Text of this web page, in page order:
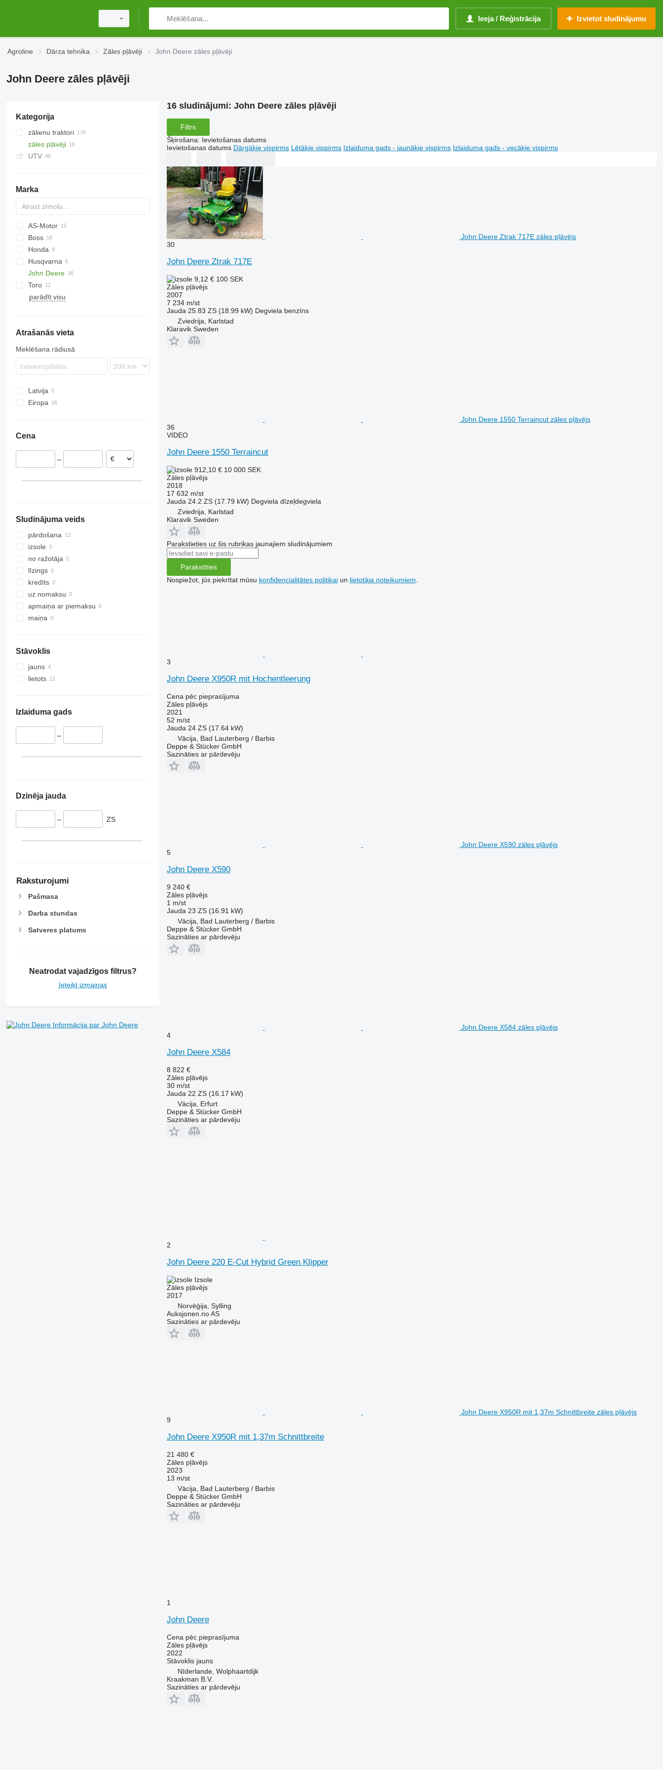
Ieeja / Reģistrācija Izvietot sludinājumu
Agroline Dārza tehnika Zāles pļāvēji John Deere zāles pļāvēji
John Deere zāles pļāvēji
Kategorija
zālienu traktori
zāles pļāvēji
UTV
Marka
AS-Motor
AS
Boss
Disco
RZT
XT2
E
HYDRO
SM
Honda
HRD
HRH
HRM
HRX
Husqvarna
P-series
R-series
SXG
John Deere
220 E-Cut
580
H-series
X-series
X950
Comet
F-series
Park
RMA
Toro
parādīt visu
Atrašanās vieta
Meklēšana rādiusā
Latvija
Eiropa
Norvēģija
Cena
–
Sludinājuma veids
pārdošana
izsole
no ražotāja
līzings
kredīts
uz nomaksu
apmaiņa ar piemaksu
maiņa
Stāvoklis
jauns
lietots
Izlaiduma gads
–
Dzinēja jauda
– ZS
Raksturojumi
Pašmasa
Darba stundas
Satveres platums
Neatrodat vajadzīgos filtrus?
Ieteikt izmaiņas
Informācija par John Deere
16 sludinājumi: John Deere zāles pļāvēji
Filtrs
Šķirošana: Ievietošanas datums
Ievietošanas datums Dārgākie vispirms Lētākie vispirms Izlaiduma gads - jaunākie vispirms Izlaiduma gads - vecākie vispirms
John Deere Ztrak 717E zāles pļāvējs
30
John Deere Ztrak 717E
9,12 € 100 SEK
Zāles pļāvējs
2007
7 234 m/st
Jauda 25.83 ZS (18.99 kW) Degviela benzīns
Zviedrija, Karlstad
Klaravik Sweden
John Deere 1550 Terraincut zāles pļāvējs
36
VIDEO
John Deere 1550 Terraincut
912,10 € 10 000 SEK
Zāles pļāvējs
2018
17 632 m/st
Jauda 24.2 ZS (17.79 kW) Degviela dīzeļdegviela
Zviedrija, Karlstad
Klaravik Sweden
Parakstieties uz šis rubrikas jaunajiem sludinājumiem
Parakstīties
Nospiežot, jūs piekrītat mūsu konfidencialitātes politikaiun lietotāja noteikumiem
3
John Deere X950R mit Hochentleerung
Cena pēc pieprasījuma
Zāles pļāvējs
2021
52 m/st
Jauda 24 ZS (17.64 kW)
Vācija, Bad Lauterberg / Barbis
Deppe & Stücker GmbH
Sazināties ar pārdevēju
John Deere X590 zāles pļāvējs
5
John Deere X590
9 240 €
Zāles pļāvējs
1 m/st
Jauda 23 ZS (16.91 kW)
Vācija, Bad Lauterberg / Barbis
Deppe & Stücker GmbH
Sazināties ar pārdevēju
John Deere X584 zāles pļāvējs
4
John Deere X584
8 822 €
Zāles pļāvējs
30 m/st
Jauda 22 ZS (16.17 kW)
Vācija, Erfurt
Deppe & Stücker GmbH
Sazināties ar pārdevēju
2
John Deere 220 E-Cut Hybrid Green Klipper
Izsole
Zāles pļāvējs
2017
Norvēģija, Sylling
Auksjonen.no AS
Sazināties ar pārdevēju
John Deere X950R mit 1,37m Schnittbreite zāles pļāvējs
9
John Deere X950R mit 1,37m Schnittbreite
21 480 €
Zāles pļāvējs
2023
13 m/st
Vācija, Bad Lauterberg / Barbis
Deppe & Stücker GmbH
Sazināties ar pārdevēju
1
John Deere
Cena pēc pieprasījuma
Zāles pļāvējs
2022
Stāvoklisjauns
Nīderlande, Wolphaartdijk
Kraakman B.V.
Sazināties ar pārdevēju